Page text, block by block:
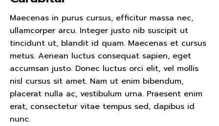
Maecenas in purus cursus, efficitur massa nec,
ullamcorper arcu. Integer justo nib suscipit ut
tincidunt ut, blandit id quam. Maecenas et cursus
metus. Aenean luctus consequat sapien, eget
accumsan justo. Donec luctus orci elit, vel mollis
nisl cursus sit amet. Nam ut enim bibendum,
placerat nulla ac, vestibulum urna. Praesent enim
erat, consectetur vitae tempus sed, dapibus id
nunc.